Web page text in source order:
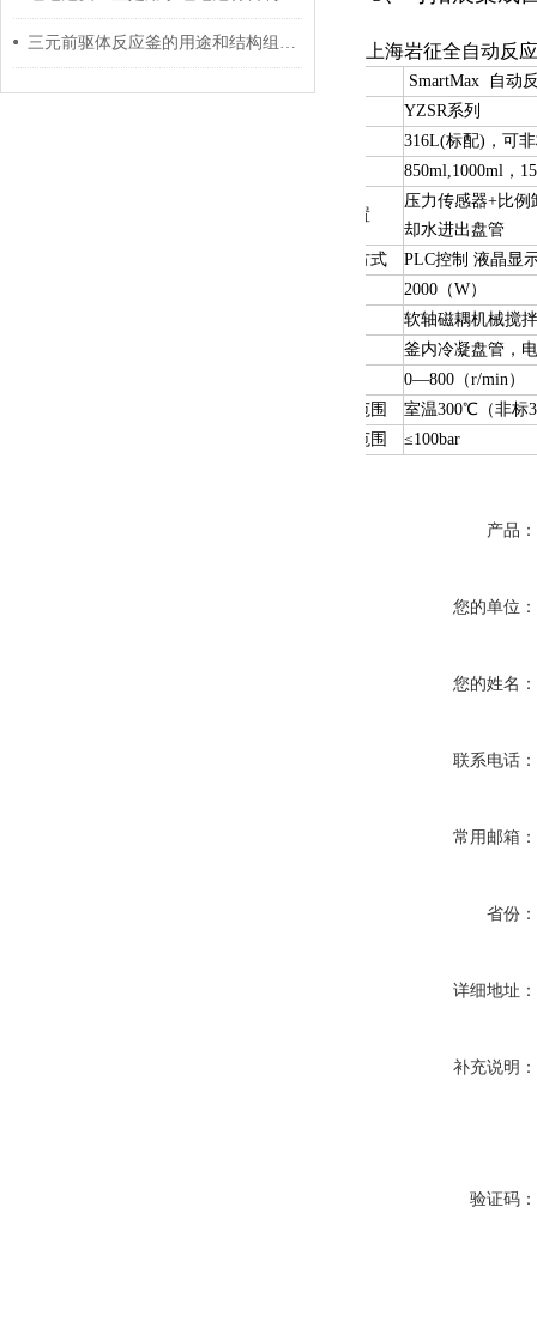
三元前驱体反应釜的用途和结构组成介绍 上海岩征全自动反
SmartMax 自动
YZSR系列
316L(标配)，可
850ml,1000ml，
反应釜配置
压力传感器+比
却水进出盘管
控制显示方式
PLC控制 液晶显
2000（W）
软轴磁耦机械搅
釜内冷凝盘管，
0—800（r/min）
使用温度范围
室温300℃（非标
使用压力范围
≤100bar
产品：
您的单位：
您的姓名：
联系电话：
常用邮箱：
省份：
详细地址：
补充说明：
验证码：